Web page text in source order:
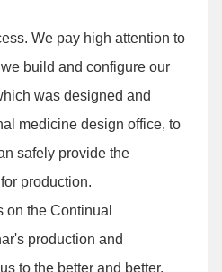
We pay high attention to
build and configure our
was designed and
medicine design office, to
safely provide the
production.
on the Continual
production and
to the better and better.